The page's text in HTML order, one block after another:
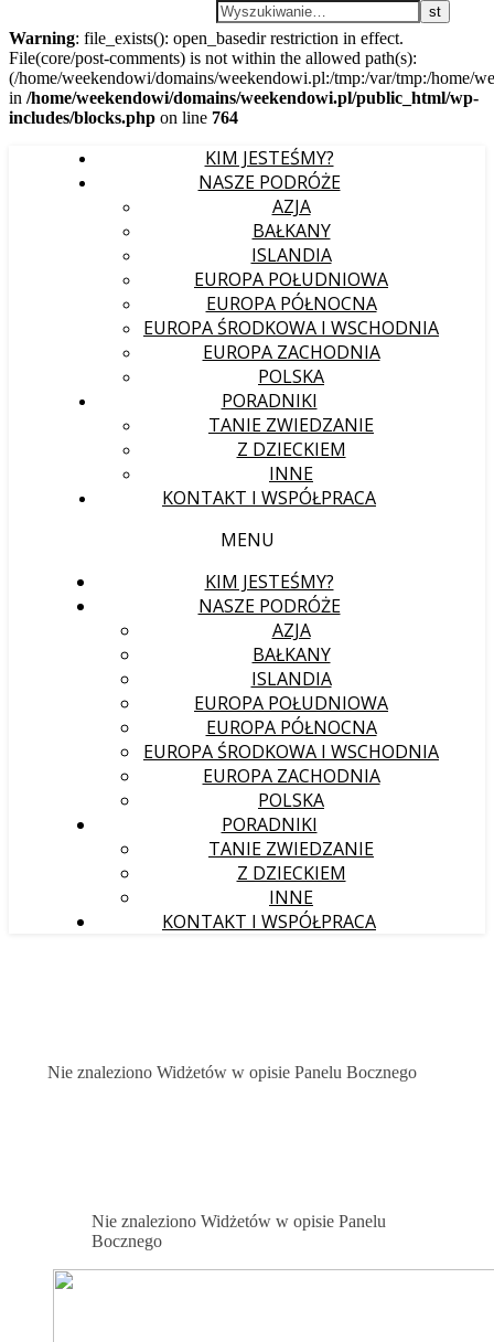
Warning: file_exists(): open_basedir restriction in effect.
File(core/post-comments) is not within the allowed path(s):
(/home/weekendowi/domains/weekendowi.pl:/tmp:/var/tmp:/home/
in /home/weekendowi/domains/weekendowi.pl/public_html/wp-
includes/blocks.php on line 764
KIM JESTEŚMY?
NASZE PODRÓŻE
AZJA
BAŁKANY
ISLANDIA
EUROPA POŁUDNIOWA
EUROPA PÓŁNOCNA
EUROPA ŚRODKOWA I WSCHODNIA
EUROPA ZACHODNIA
POLSKA
PORADNIKI
TANIE ZWIEDZANIE
Z DZIECKIEM
INNE
KONTAKT I WSPÓŁPRACA
MENU
KIM JESTEŚMY?
NASZE PODRÓŻE
AZJA
BAŁKANY
ISLANDIA
EUROPA POŁUDNIOWA
EUROPA PÓŁNOCNA
EUROPA ŚRODKOWA I WSCHODNIA
EUROPA ZACHODNIA
POLSKA
PORADNIKI
TANIE ZWIEDZANIE
Z DZIECKIEM
INNE
KONTAKT I WSPÓŁPRACA
Nie znaleziono Widżetów w opisie Panelu Bocznego
Nie znaleziono Widżetów w opisie Panelu
Bocznego